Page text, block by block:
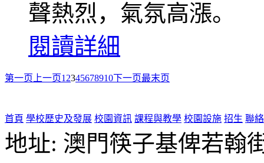
聲熱烈，氣氛高漲。
閱讀詳細
第一页 上一页1 2345678910下一页最末页
首頁 學校歷史及發展 校園資訊 課程與教學 校園設施 招生 聯
地址: 澳門筷子基俾若翰